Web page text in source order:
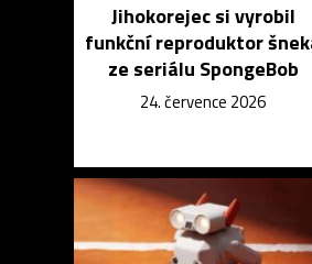
Jihokorejec si vyrobil
funkční reproduktor
ze seriálu SpongeBob
24. července 2026